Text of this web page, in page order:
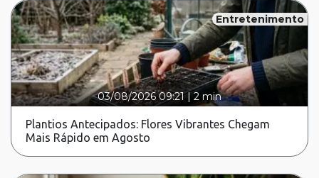
Entretenimento
03/08/2026 09:21|2 min
Plantios Antecipados: Flores Vibrantes Chegam
Mais Rápido em Agosto